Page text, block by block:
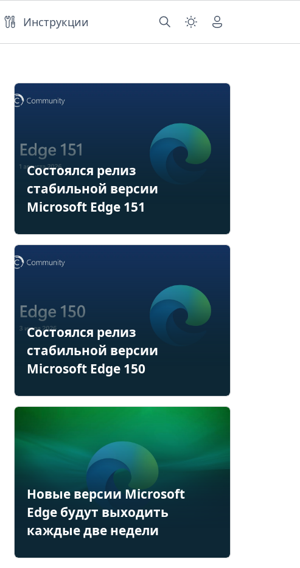
Инструкции
Состоялся релиз
стабильной версии
Microsoft Edge 151
Состоялся релиз
стабильной версии
Microsoft Edge 150
Новые версии Microsoft
Edge будут выходить
каждые две недели